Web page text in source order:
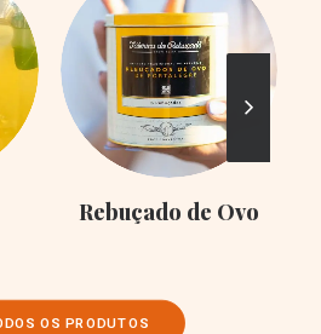
Rebuçado de Ovo
OS PRODUTOS